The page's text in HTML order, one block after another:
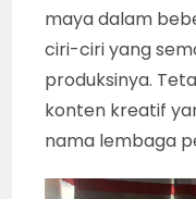
maya dalam
ciri-ciri yang
produksinya.
konten kreatif
nama lembaga